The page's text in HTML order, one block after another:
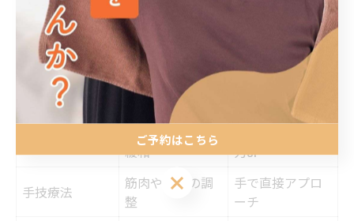
はじめて受ける鍼灸整骨院の施術内容一覧
施術内容 特徴
鍼治療
炎症の緩和・血
流促進
細い鍼でツボを
筋肉・腱の緊張
緩和
力UP
手技療法
筋肉や関節の調
整
手で直接アプロ
ーチ
ご予約はこちら
ご予約はこちら